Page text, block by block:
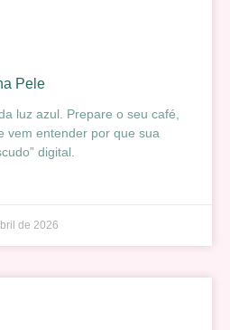
Pele
luz azul. Prepare o seu café,
vem entender por que sua
digital.
de 2026